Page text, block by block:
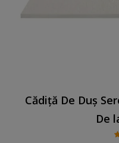
Cădiță De Duș
De